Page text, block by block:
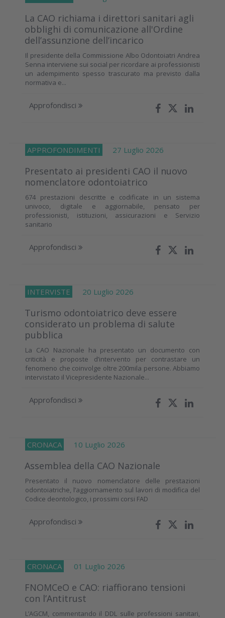
La CAO richiama i direttori sanitari agli
obblighi di comunicazione all'Ordine
dell’assunzione dell’incarico
Il presidente della Commissione Albo Odontoiatri Andrea
Senna interviene sui social per ricordare ai professionisti
un adempimento spesso trascurato ma previsto dalla
normativa e...
Approfondisci
APPROFONDIMENTI 27 Luglio 2026
Presentato ai presidenti CAO il nuovo
nomenclatore odontoiatrico
674 prestazioni descritte e codificate in un sistema
univoco, digitale e aggiornabile, pensato per
professionisti, istituzioni, assicurazioni e Servizio
sanitario
Approfondisci
INTERVISTE 20 Luglio 2026
Turismo odontoiatrico deve essere
considerato un problema di salute
pubblica
La CAO Nazionale ha presentato un documento con
criticità e proposte d’intervento per contrastare un
fenomeno che coinvolge oltre 200mila persone. Abbiamo
intervistato il Vicepresidente Nazionale...
Approfondisci
CRONACA 10 Luglio 2026
Assemblea della CAO Nazionale
Presentato il nuovo nomenclatore delle prestazioni
odontoiatriche, l’aggiornamento sul lavori di modifica del
Codice deontologico, i prossimi corsi FAD
Approfondisci
CRONACA 01 Luglio 2026
FNOMCeO e CAO: riaffiorano tensioni
con l’Antitrust
L’AGCM, commentando il DDL sulle professioni sanitari,